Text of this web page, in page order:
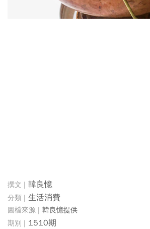
韓良憶
生活消費
韓良憶提供
1510期